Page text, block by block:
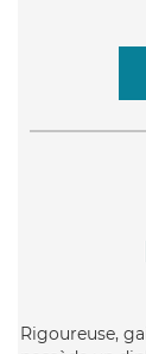
Rigoureuse,